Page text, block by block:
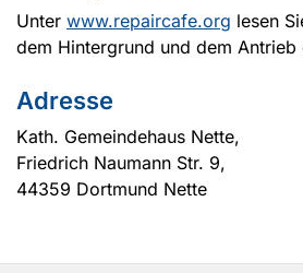
Unter www.repaircafe.org lesen
dem Hintergrund und dem Antrieb
Adresse
Kath. Gemeindehaus Nette,
Friedrich Naumann Str. 9,
44359 Dortmund Nette